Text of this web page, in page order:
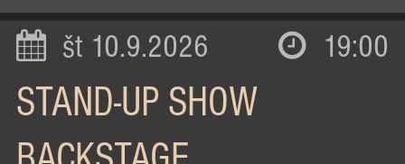
št 10.9.2026 19:00
STAND-UP SHOW